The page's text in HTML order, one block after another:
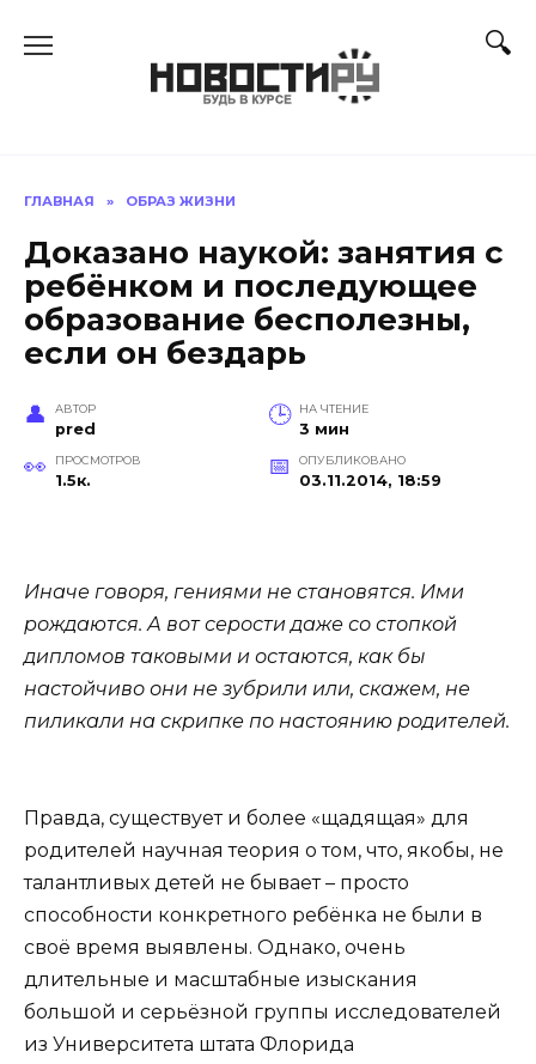
ГЛАВНАЯ » ОБРАЗ ЖИЗНИ
Доказано наукой: занятия с
ребёнком и последующее
образование бесполезны,
если он бездарь
АВТОР
pred
НА ЧТЕНИЕ
3 мин
ПРОСМОТРОВ
1.5к.
ОПУБЛИКОВАНО
03.11.2014, 18:59
Иначе говоря, гениями не становятся. Ими
рождаются. А вот серости даже со стопкой
дипломов таковыми и остаются, как бы
настойчиво они не зубрили или, скажем, не
пиликали на скрипке по настоянию родителей.
Правда, существует и более «щадящая» для
родителей научная теория о том, что, якобы, не
талантливых детей не бывает – просто
способности конкретного ребёнка не были в
своё время выявлены. Однако, очень
длительные и масштабные изыскания
большой и серьёзной группы исследователей
из Университета штата Флорида